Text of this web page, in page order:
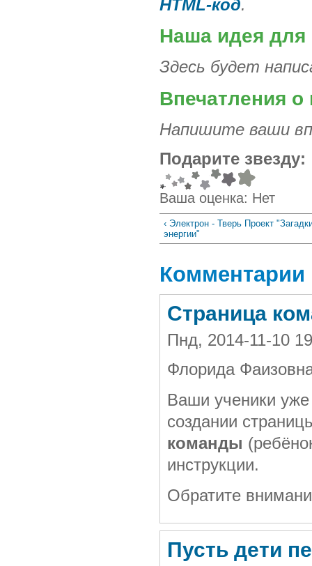
HTML-код.
Наша идея
Здесь будет
Впечатления о
Напишите ваши
Подарите звезду:
Ваша оценка: Нет
‹ Электрон - Тверь Проект
энергии"
Комментарии
Страница
Пнд, 2014-11-10
Флорида
Ваши ученики
создании
команды
инструкции.
Обратите
Пусть дети